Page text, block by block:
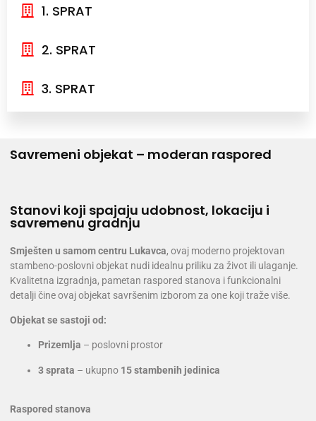
1. SPRAT
2. SPRAT
3. SPRAT
Savremeni objekat – moderan raspored
Stanovi koji spajaju udobnost, lokaciju i
savremenu gradnju
Smješten u samom centru Lukavca, ovaj moderno projektovan
stambeno-poslovni objekat nudi idealnu priliku za život ili ulaganje.
Kvalitetna izgradnja, pametan raspored stanova i funkcionalni
detalji čine ovaj objekat savršenim izborom za one koji traže više.
Objekat se sastoji od:
Prizemlja – poslovni prostor
3 sprata – ukupno 15 stambenih jedinica
Raspored stanova